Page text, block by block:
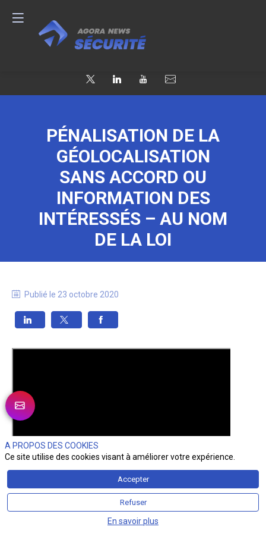
PÉNALISATION DE LA
GÉOLOCALISATION
SANS ACCORD OU
INFORMATION DES
INTÉRESSÉS – AU NOM
DE LA LOI
Publié le 23 octobre 2020
A PROPOS DES COOKIES
Ce site utilise des cookies visant à améliorer votre expérience.
Accepter
Refuser
En savoir plus